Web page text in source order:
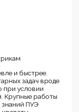
и быстрее.
задач вроде
при условии
Крупные работы
знаний ПУЭ